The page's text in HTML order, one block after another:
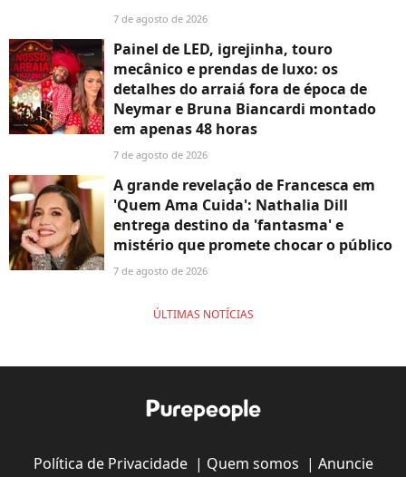
7 de agosto de 2026
Painel de LED, igrejinha, touro
mecânico e prendas de luxo: os
detalhes do arraiá fora de época de
Neymar e Bruna Biancardi montado
em apenas 48 horas
7 de agosto de 2026
A grande revelação de Francesca em
'Quem Ama Cuida': Nathalia Dill
entrega destino da 'fantasma' e
mistério que promete chocar o público
7 de agosto de 2026
ÚLTIMAS NOTÍCIAS
Política de Privacidade| Quem somos | Anuncie